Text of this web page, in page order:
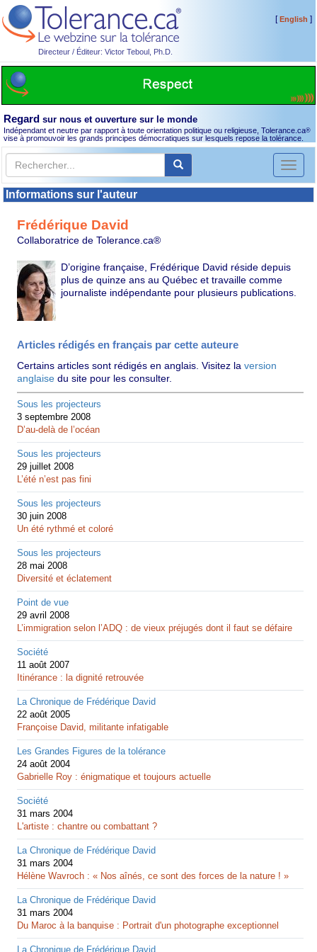
Directeur / Éditeur: Victor Teboul, Ph.D.
[English ]
Regard sur nous et ouverture sur le monde
Indépendant et neutre par rapport à toute orientation politique ou religieuse, Tolerance.ca®
vise à promouvoir les grands principes démocratiques sur lesquels repose la tolérance.
Toggle
Informations sur l'auteur
Frédérique David
Collaboratrice de Tolerance.ca®
D’origine française, Frédérique David réside depuis
plus de quinze ans au Québec et travaille comme
journaliste indépendante pour plusieurs publications.
Articles rédigés en français par cette auteure
Certains articles sont rédigés en anglais. Visitez laversion
anglaise du site pour les consulter.
Sous les projecteurs
3 septembre 2008
D’au-delà de l’océan
Sous les projecteurs
29 juillet 2008
L’été n’est pas fini
Sous les projecteurs
30 juin 2008
Un été rythmé et coloré
Sous les projecteurs
28 mai 2008
Diversité et éclatement
Point de vue
29 avril 2008
L’immigration selon l’ADQ : de vieux préjugés dont il faut se défaire
Société
11 août 2007
Itinérance : la dignité retrouvée
La Chronique de Frédérique David
22 août 2005
Françoise David, militante infatigable
Les Grandes Figures de la tolérance
24 août 2004
Gabrielle Roy : énigmatique et toujours actuelle
Société
31 mars 2004
L'artiste : chantre ou combattant ?
La Chronique de Frédérique David
31 mars 2004
Hélène Wavroch : « Nos aînés, ce sont des forces de la nature ! »
La Chronique de Frédérique David
31 mars 2004
Du Maroc à la banquise : Portrait d'un photographe exceptionnel
La Chronique de Frédérique David